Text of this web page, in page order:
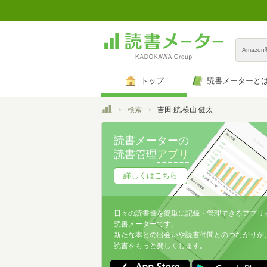
Amazon
トップ 読書メーターと
トップ検索 吉田 航,横山 健太
読書メーターの
読書管理アプリ
詳しくはこちら
日々の読書量を簡単に記録・管理できるアプリ
読書メーターです。
新たな本との出会いや読書仲間とのつながりが
読書をもっと楽しくします。